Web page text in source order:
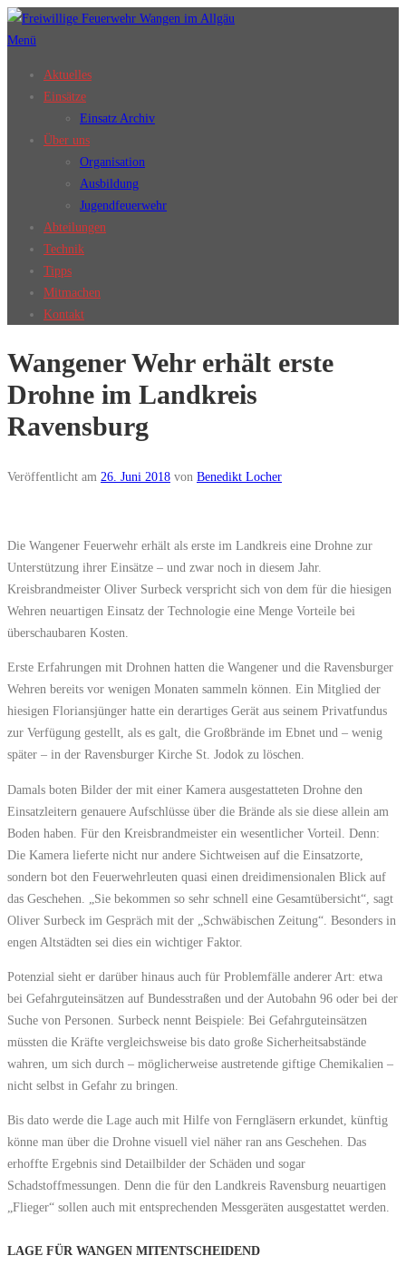
Zum
Inhalt
Menü
Aktuelles
Einsätze
Einsatz Archiv
Über uns
Organisation
Ausbildung
Jugendfeuerwehr
Abteilungen
Technik
Tipps
Mitmachen
Kontakt
Wangener Wehr erhält erste
Drohne im Landkreis
Ravensburg
Veröffentlicht am 26. Juni 2018 von Benedikt Locher
Die Wangener Feuerwehr erhält als erste im Landkreis eine Drohne zur
Unterstützung ihrer Einsätze – und zwar noch in diesem Jahr.
Kreisbrandmeister Oliver Surbeck verspricht sich von dem für die hiesigen
Wehren neuartigen Einsatz der Technologie eine Menge Vorteile bei
überschaubaren Kosten.
Erste Erfahrungen mit Drohnen hatten die Wangener und die Ravensburger
Wehren bereits vor wenigen Monaten sammeln können. Ein Mitglied der
hiesigen Floriansjünger hatte ein derartiges Gerät aus seinem Privatfundus
zur Verfügung gestellt, als es galt, die Großbrände im Ebnet und – wenig
später – in der Ravensburger Kirche St. Jodok zu löschen.
Damals boten Bilder der mit einer Kamera ausgestatteten Drohne den
Einsatzleitern genauere Aufschlüsse über die Brände als sie diese allein am
Boden haben. Für den Kreisbrandmeister ein wesentlicher Vorteil. Denn:
Die Kamera lieferte nicht nur andere Sichtweisen auf die Einsatzorte,
sondern bot den Feuerwehrleuten quasi einen dreidimensionalen Blick auf
das Geschehen. „Sie bekommen so sehr schnell eine Gesamtübersicht“, sagt
Oliver Surbeck im Gespräch mit der „Schwäbischen Zeitung“. Besonders in
engen Altstädten sei dies ein wichtiger Faktor.
Potenzial sieht er darüber hinaus auch für Problemfälle anderer Art: etwa
bei Gefahrguteinsätzen auf Bundesstraßen und der Autobahn 96 oder bei der
Suche von Personen. Surbeck nennt Beispiele: Bei Gefahrguteinsätzen
müssten die Kräfte vergleichsweise bis dato große Sicherheitsabstände
wahren, um sich durch – möglicherweise austretende giftige Chemikalien –
nicht selbst in Gefahr zu bringen.
Bis dato werde die Lage auch mit Hilfe von Ferngläsern erkundet, künftig
könne man über die Drohne visuell viel näher ran ans Geschehen. Das
erhoffte Ergebnis sind Detailbilder der Schäden und sogar
Schadstoffmessungen. Denn die für den Landkreis Ravensburg neuartigen
„Flieger“ sollen auch mit entsprechenden Messgeräten ausgestattet werden.
LAGE FÜR WANGEN MITENTSCHEIDEND